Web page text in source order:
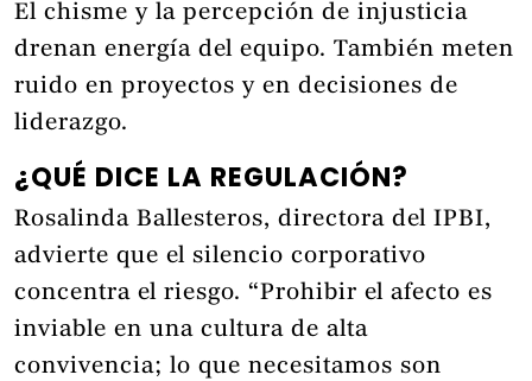
El chisme y la percepción de injusticia
drenan energía del equipo. También meten
ruido en proyectos y en decisiones de
liderazgo.
¿QUÉ DICE LA REGULACIÓN?
Rosalinda Ballesteros, directora del IPBI,
advierte que el silencio corporativo
concentra el riesgo. “Prohibir el afecto es
inviable en una cultura de alta
convivencia; lo que necesitamos son